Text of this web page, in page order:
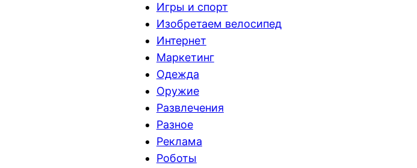
Игры и спорт
Изобретаем велосипед
Интернет
Маркетинг
Одежда
Оружие
Развлечения
Разное
Реклама
Роботы